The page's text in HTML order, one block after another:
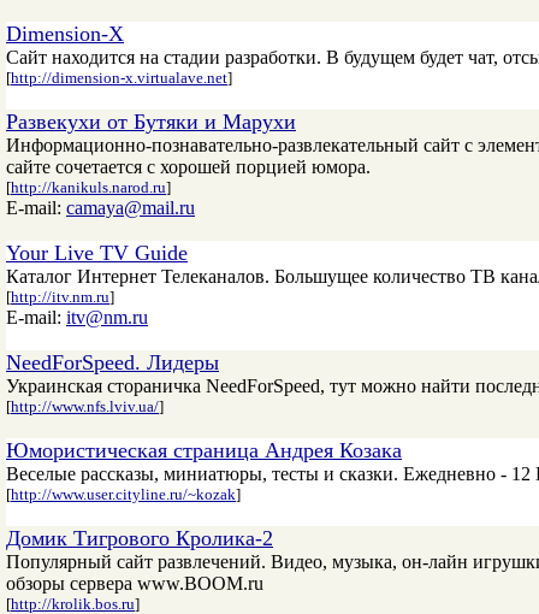
Dimension-X
Cайт находится на стадии разработки. В будущем будет чат,
[http://dimension-x.virtualave.net]
Развекухи от Бутяки и Марухи
Информационно-познавательно-развлекательный сайт с
сайте сочетается с хорошей порцией юмора.
[http://kanikuls.narod.ru]
E-mail: camaya@mail.ru
Your Live TV Guide
Каталог Интернет Телеканалов. Большущее количество ТВ
[http://itv.nm.ru]
E-mail: itv@nm.ru
NeedForSpeed. Лидеры
Украинская стораничка NeedForSpeed, тут можно найти
[http://www.nfs.lviv.ua/]
Юмористическая страница Андрея Козака
Веселые рассказы, миниатюры, тесты и сказки. Ежедневно -
[http://www.user.cityline.ru/~kozak]
Домик Тигрового Кролика-2
Популярный сайт развлечений. Видео, музыка, он-лайн
обзоры сервера www.BOOM.ru
[http://krolik.bos.ru]